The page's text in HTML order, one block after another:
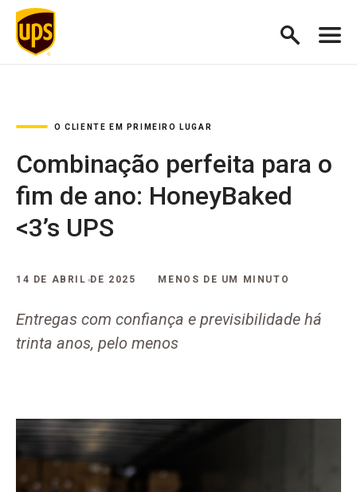
O CLIENTE EM PRIMEIRO LUGAR
Combinação perfeita para o
fim de ano: HoneyBaked
<3’s UPS
14 DE ABRIL DE 2025 MENOS DE UM MINUTO
Entregas com confiança e previsibilidade há
trinta anos, pelo menos